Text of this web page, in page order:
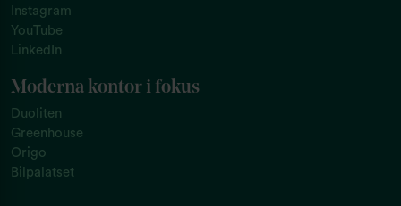
Instagram
YouTube
LinkedIn
Moderna kontor i fokus
Duoliten
Greenhouse
Origo
Bilpalatset